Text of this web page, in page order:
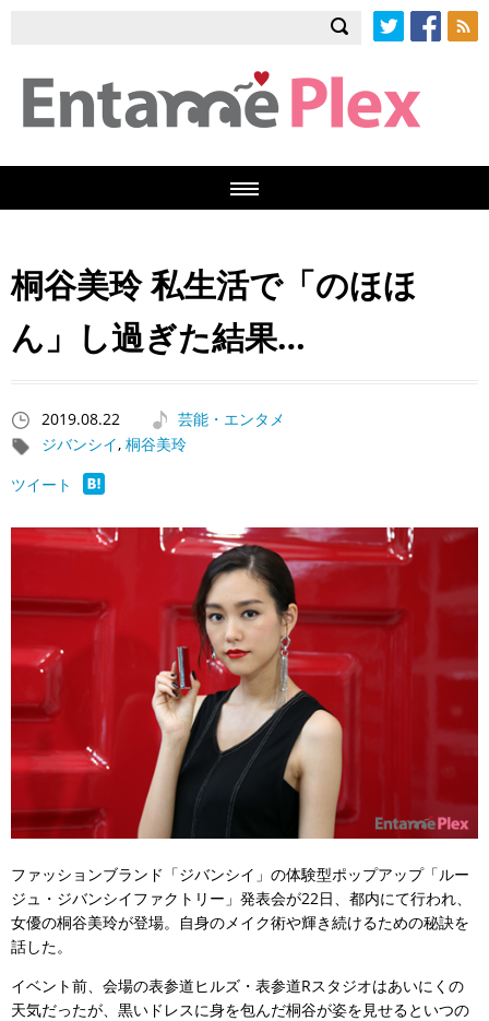
桐谷美玲 私生活で「のほほ
ん」し過ぎた結果…
2019.08.22
芸能・エンタメ
ジバンシイ, 桐谷美玲
ツイート
ファッションブランド「ジバンシイ」の体験型ポップアップ「ルー
ジュ・ジバンシイファクトリー」発表会が22日、都内にて行われ、
女優の桐谷美玲が登場。自身のメイク術や輝き続けるための秘訣を
話した。
イベント前、会場の表参道ヒルズ・表参道Rスタジオはあいにくの
天気だったが、黒いドレスに身を包んだ桐谷が姿を見せるといつの